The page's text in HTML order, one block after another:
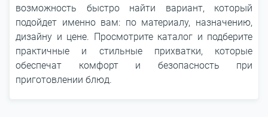
возможность быстро найти вариант, который
подойдет именно вам: по материалу, назначению,
дизайну и цене. Просмотрите каталог и подберите
практичные и стильные прихватки, которые
обеспечат комфорт и безопасность при
приготовлении блюд.